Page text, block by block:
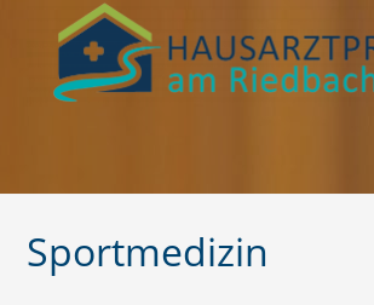
springen
Sportmedizin